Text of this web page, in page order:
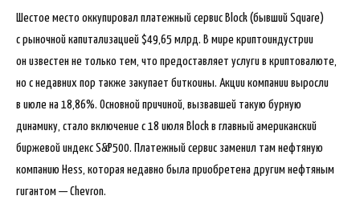
Шестое место оккупировал платежный сервис Block (бывший Square)
с рыночной капитализацией $49,65 млрд. В мире криптоиндустрии
он известен не только тем, что предоставляет услуги в криптовалюте,
но с недавних пор также закупает биткоины. Акции компании выросли
в июле на 18,86%. Основной причиной, вызвавшей такую бурную
динамику, стало включение с 18 июля Block в главный американский
биржевой индекс S&P500. Платежный сервис заменил там нефтяную
компанию Hess, которая недавно была приобретена другим нефтяным
гигантом — Chevron.